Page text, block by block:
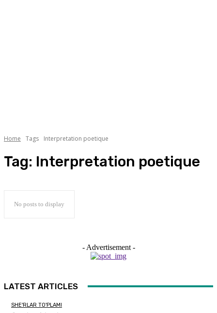
Home Tags Interpretation poetique
Tag: Interpretation poetique
No posts to display
- Advertisement -
LATEST ARTICLES
SHE'RLAR TO'PLAMI